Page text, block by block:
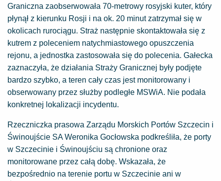
Graniczna zaobserwowała 70-metrowy rosyjski kuter, który
płynął z kierunku Rosji i na ok. 20 minut zatrzymał się w
okolicach rurociągu. Straż następnie skontaktowała się z
kutrem z poleceniem natychmiastowego opuszczenia
rejonu, a jednostka zastosowała się do polecenia. Gałecka
zaznaczyła, że działania Straży Granicznej były podjęte
bardzo szybko, a teren cały czas jest monitorowany i
obserwowany przez służby podległe MSWiA. Nie podała
konkretnej lokalizacji incydentu.
Rzeczniczka prasowa Zarządu Morskich Portów Szczecin i
Świnoujście SA Weronika Gocłowska podkreśliła, że porty
w Szczecinie i Świnoujściu są chronione oraz
monitorowane przez całą dobę. Wskazała, że
bezpośrednio na terenie portu w Szczecinie ani w